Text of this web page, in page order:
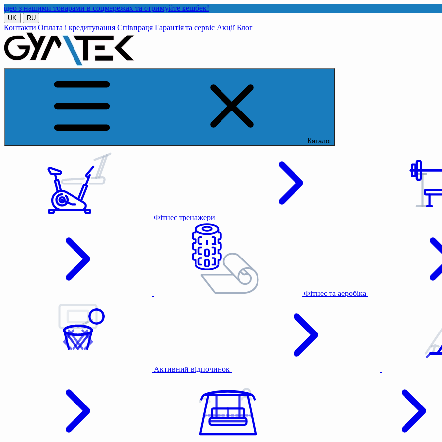
товарами в соцмережах та отримуйте кешбек!
UK RU
Контакти Оплата і кредитування Співпраця Гарантія та сервіс Акції Блог
Каталог
Фітнес тренажери
Фітнес та аеробіка
Активний відпочинок